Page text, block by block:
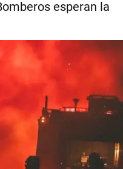
esperan la